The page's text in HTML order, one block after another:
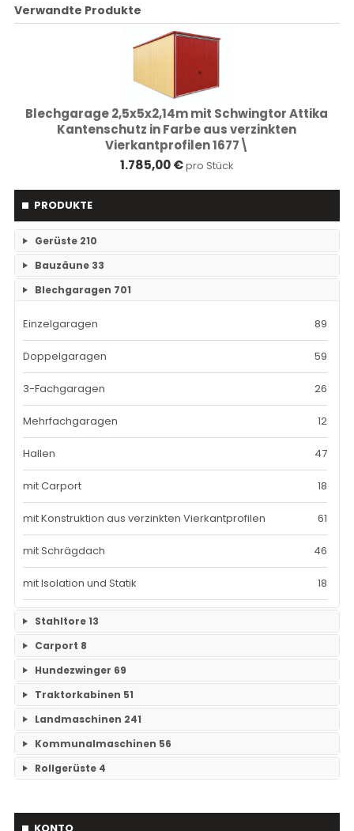
PRODUKTE
Gerüste 210
RAM- 1 Gerüst Breite 73 109
Bauzäune 33
Einzelteile Bauzäune 7
Bauzäune SET 26
Blechgaragen 701
Einzelgaragen 89
Doppelgaragen 59
3-Fachgaragen 26
Mehrfachgaragen 12
Hallen 47
mit Carport 18
mit Konstruktion aus verzinkten Vierkantprofilen 61
mit Schrägdach 46
mit Isolation und Statik 18
Stahltore13
Keine Unterkategorien
Carport 8
Keine Unterkategorien
Hundezwinger 69
Keine Unterkategorien
Traktorkabinen 51
Traktorkabinen 37
Mähdrescherkabine 14
Landmaschinen 241
Grubber 14
Scheibenegge 43
Kommunalmaschinen 56
Kehrmaschinen 19
Streuer 3
Rollgerüste 4
Verwandte Produkte
Blechgarage 2,5x5x2,14m mit Schwingtor Attika
Kantenschutz in Farbe aus verzinkten
Vierkantprofilen 1677\
1.785,00 € pro Stück